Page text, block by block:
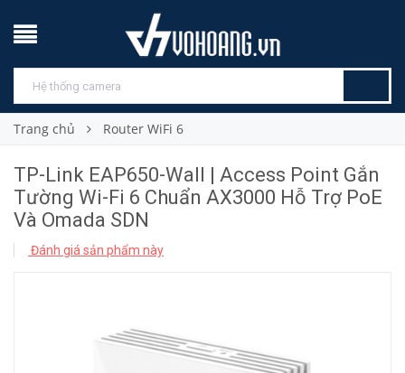
Trang chủ Router WiFi 6
TP-Link EAP650-Wall | Access Point Gắn
Tường Wi-Fi 6 Chuẩn AX3000 Hỗ Trợ PoE
Và Omada SDN
Đánh giá sản phẩm này